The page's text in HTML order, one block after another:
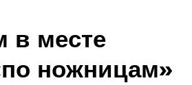
в месте
ножницам»